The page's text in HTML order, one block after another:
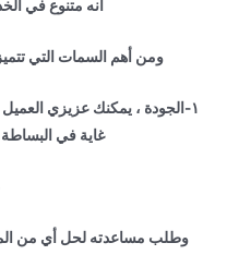
أنه متنوع في
ومن أهم السمات التي
١-الجودة ، يمكنك عزيزي
غاية في
وطلب مساعدته لحل أي من